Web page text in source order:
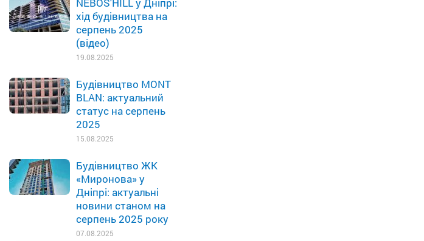
хід будівництва на
серпень 2025
(відео)
19.08.2025
Будівництво MONT
BLAN: актуальний
статус на серпень
2025
15.08.2025
Будівництво ЖК
«Миронова» у
Дніпрі: актуальні
новини станом на
серпень 2025 року
07.08.2025